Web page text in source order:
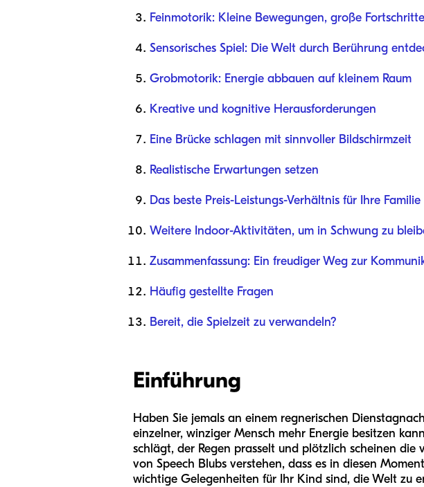
Feinmotorik: Kleine Bewegungen, große Fortschritte
Sensorisches Spiel: Die Welt durch Berührung
Grobmotorik: Energie abbauen auf kleinem Raum
Kreative und kognitive Herausforderungen
Eine Brücke schlagen mit sinnvoller Bildschirmzeit
Realistische Erwartungen setzen
Das beste Preis-Leistungs-Verhältnis für Ihre Familie
Weitere Indoor-Aktivitäten, um in Schwung zu
Zusammenfassung: Ein freudiger Weg zur
Häufig gestellte Fragen
Bereit, die Spielzeit zu verwandeln?
Einführung
Haben Sie jemals an einem regnerischen
einzelner, winziger Mensch mehr Energie besitzen
schlägt, der Regen prasselt und plötzlich scheinen die
von Speech Blubs verstehen, dass es in diesen
wichtige Gelegenheiten für Ihr Kind sind, die Welt zu